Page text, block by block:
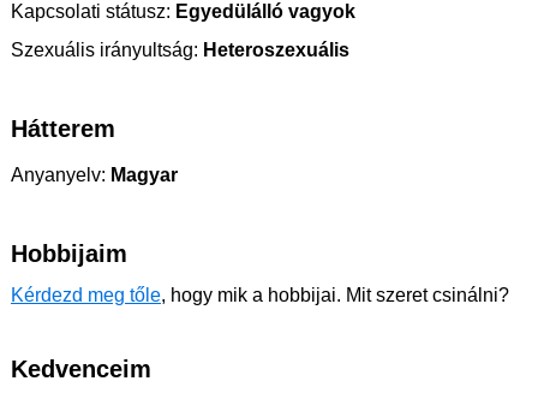
Kapcsolati státusz: Egyedülálló vagyok
Szexuális irányultság: Heteroszexuális
Hátterem
Anyanyelv: Magyar
Hobbijaim
Kérdezd meg tőle, hogy mik a hobbijai. Mit szeret csinálni?
Kedvenceim